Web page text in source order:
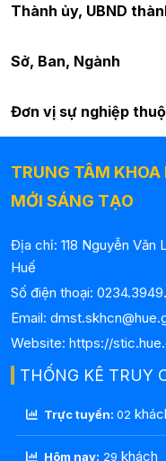
Thành ủy, UBND
Sở, Ban, Ngành
Đơn vị sự nghiệp
TRUNG TÂM KHOA
MỚI SÁNG TẠO
Địa chỉ: 118 Nguyễn Văn
Huế
Số điện thoại:
Email:
Website: https://
THỐNG KÊ TRUY
Trực tuyến: 02
Hôm nay: 29 khách